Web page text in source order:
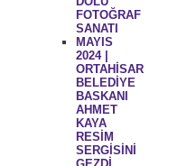
FOTOĞRAF
SANATI
MAYIS
2024 |
ORTAHİSAR
BELEDİYE
BASKANI
AHMET
KAYA
RESİM
SERGİSİNİ